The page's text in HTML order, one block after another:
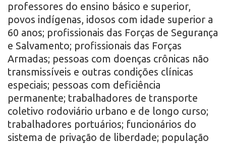
professores do ensino básico e superior,
povos indígenas, idosos com idade superior a
60 anos; profissionais das Forças de Segurança
e Salvamento; profissionais das Forças
Armadas; pessoas com doenças crônicas não
transmissíveis e outras condições clínicas
especiais; pessoas com deficiência
permanente; trabalhadores de transporte
coletivo rodoviário urbano e de longo curso;
trabalhadores portuários; funcionários do
sistema de privação de liberdade; população